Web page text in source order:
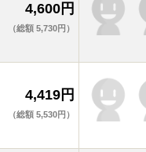
4,600円
（総額 5,730円）
4,419円
（総額 5,530円）